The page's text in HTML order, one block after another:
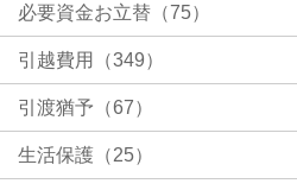
必要資金お立替（75）
引越費用（349）
引渡猶予（67）
生活保護（25）